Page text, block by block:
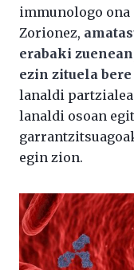
immunologo ona
Zorionez,
erabaki
ezin zituela
lanaldi
lanaldi osoan
egin zion.